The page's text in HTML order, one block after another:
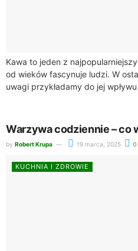
Kawa to jeden z
od wieków fascynuje ludzi. W
uwagi przykładamy do jej
Warzywa codziennie – co
by Robert Krupa 19 marca, 2025 0
KUCHNIA I ZDROWIE